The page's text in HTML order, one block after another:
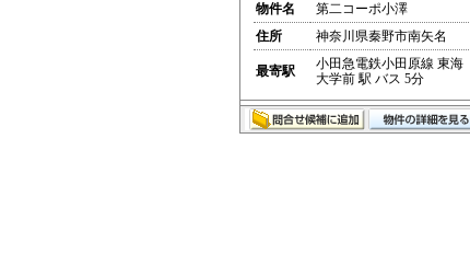
物件名
第二コーポ小澤
住所
神奈川県秦野市南矢名
最寄駅
小田急電鉄小田原線 東海
大学前 駅 バス 5分